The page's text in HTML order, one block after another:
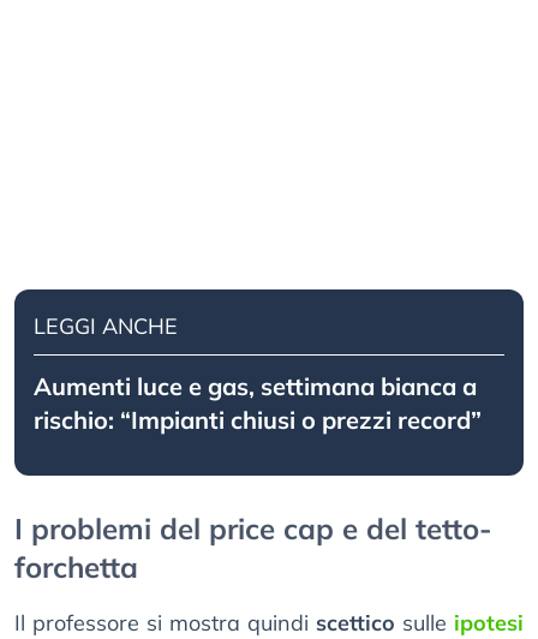
LEGGI ANCHE
Aumenti luce e gas, settimana bianca a
rischio: “Impianti chiusi o prezzi record”
I problemi del price cap e del tetto-
forchetta
Il professore si mostra quindi scettico sulle ipotesi